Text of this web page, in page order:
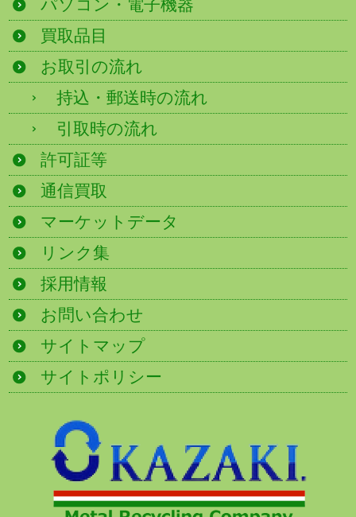
パソコン・電子機器
買取品目
お取引の流れ
持込・郵送時の流れ
引取時の流れ
許可証等
通信買取
マーケットデータ
リンク集
採用情報
お問い合わせ
サイトマップ
サイトポリシー